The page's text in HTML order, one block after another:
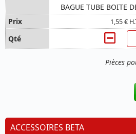
Pièces
BAGUE TUBE BOITE
1,55 €
ACCESSOIRES BETA